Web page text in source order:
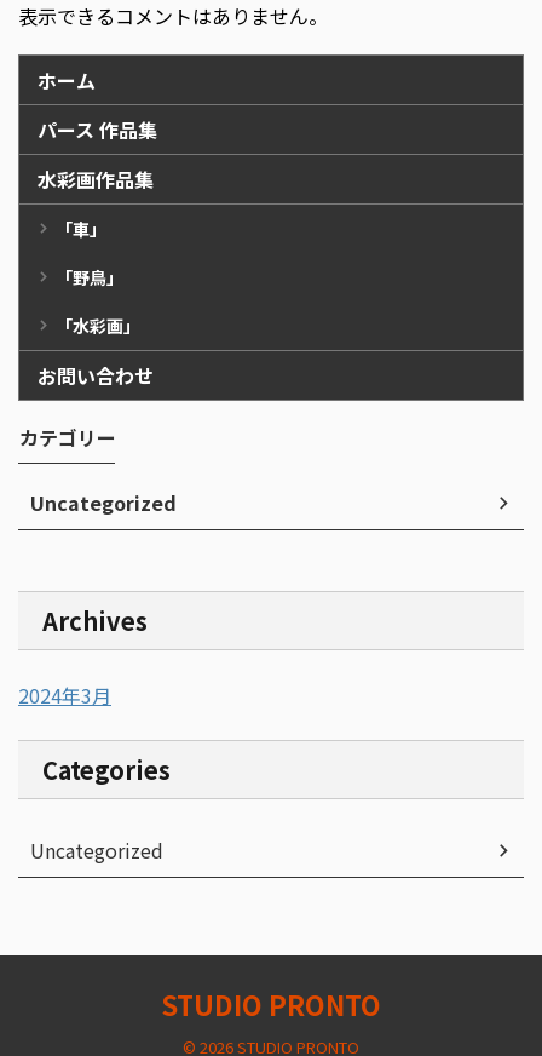
表示できるコメントはありません。
ホーム
パース 作品集
水彩画作品集
「車」
「野鳥」
「水彩画」
お問い合わせ
カテゴリー
Uncategorized
Archives
2024年3月
Categories
Uncategorized
STUDIO PRONTO
© 2026 STUDIO PRONTO